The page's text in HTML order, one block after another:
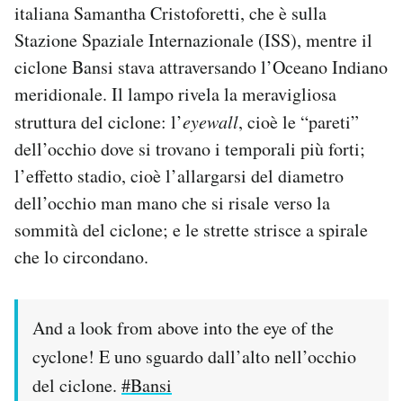
Area Personale
Newsletter
Hai bisogno di aiuto?
Esci
italiana Samantha Cristoforetti, che è sulla
Stazione Spaziale Internazionale (ISS), mentre il
ciclone Bansi stava attraversando l’Oceano Indiano
meridionale. Il lampo rivela la meravigliosa
struttura del ciclone: l’eyewall, cioè le “pareti”
dell’occhio dove si trovano i temporali più forti;
l’effetto stadio, cioè l’allargarsi del diametro
dell’occhio man mano che si risale verso la
sommità del ciclone; e le strette strisce a spirale
che lo circondano.
And a look from above into the eye of the
cyclone! E uno sguardo dall’alto nell’occhio
del ciclone. #Bansi